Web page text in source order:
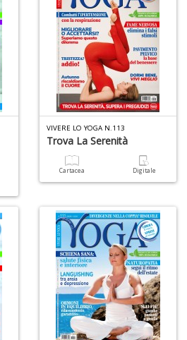
VIVERE LO YOGA N.113
Trova La Serenità
Cartacea Digitale